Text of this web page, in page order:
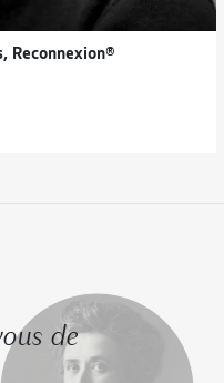
Reconnexion®
de